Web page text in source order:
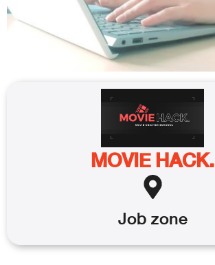
MOVIE HACK.
Jobzone